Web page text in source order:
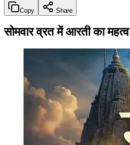
Copy Share
सोमवार व्रत में आरती का महत्व